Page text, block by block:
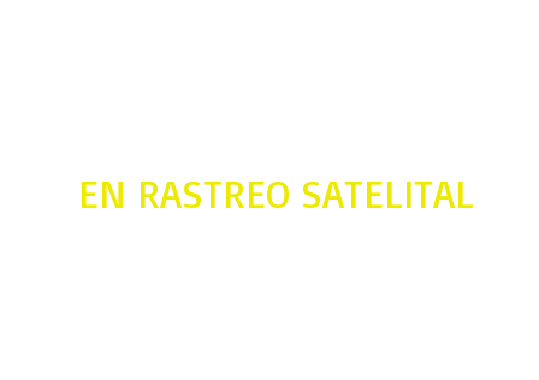
EN RASTREO SATELITAL